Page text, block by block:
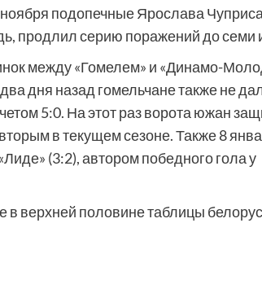
подопечные Ярослава
продлил серию поражений до семи
между «Гомелем» и «Динамо-
дня назад гомельчане также не
5:0. На этот раз ворота южан
в текущем сезоне. Также 8
(3:2), автором победного гола у
в верхней половине таблицы